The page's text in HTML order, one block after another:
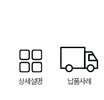
상세설명 납품사례